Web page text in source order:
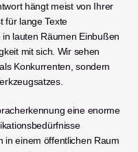
hängt meist von Ihrer
für lange Texte
lauten Räumen Einbußen
mit sich. Wir sehen
Konkurrenten, sondern
eine enorme
in einem öffentlichen Raum